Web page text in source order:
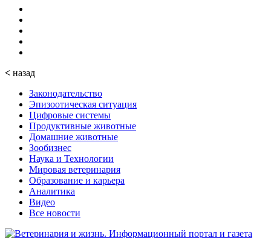
< назад
Законодательство
Эпизоотическая ситуация
Цифровые системы
Продуктивные животные
Домашние животные
Зообизнес
Наука и Технологии
Мировая ветеринария
Образование и карьера
Аналитика
Видео
Все новости